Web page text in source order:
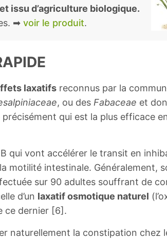
issu d’agriculture biologique.
➡ voir le produit.
laxatifs reconnus par la
, ou des Fabaceae et
précisément qui est la plus efficace
qui vont accélérer le transit en
motilité intestinale. Généralement,
sur 90 adultes souffrant de
d’un laxatif osmotique naturel
ce dernier [6].
naturellement la constipation chez